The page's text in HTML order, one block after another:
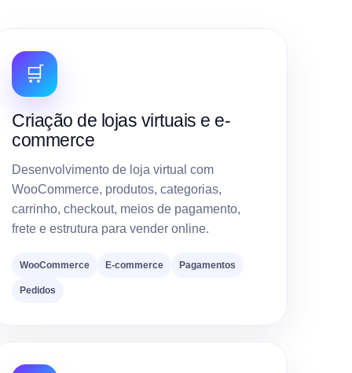
🛒
Criação de lojas virtuais e e-
commerce
Desenvolvimento de loja virtual com
WooCommerce, produtos, categorias,
carrinho, checkout, meios de pagamento,
frete e estrutura para vender online.
WooCommerce E-commerce Pagamentos
Pedidos